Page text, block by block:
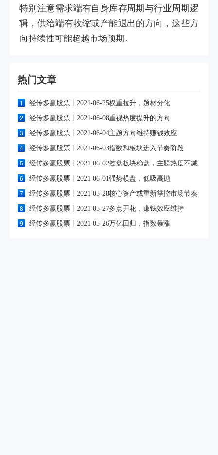
特别注意需求端有自身库存周期与行业周期逻
辑，供给端有收缩或产能退出的方向，这些方
向持续性可能超越市场预期。
热门文章
1 经传多赢股票丨2021-06-25权重拉升，题材分化
2 经传多赢股票丨2021-06-08重视热度提升的方向
3 经传多赢股票丨2021-06-04主题方向维持赚钱效应
4 经传多赢股票丨2021-06-03指数和板块进入节奏阶段
5 经传多赢股票丨2021-06-02控盘板块稳盘，主题热度不减
6 经传多赢股票丨2021-06-01强势横盘，低吸高抛
7 经传多赢股票丨2021-05-28核心资产或重新掌控市场节奏
8 经传多赢股票丨2021-05-27多点开花，赚钱效应维持
9 经传多赢股票丨2021-05-26万亿回归，指数暴涨